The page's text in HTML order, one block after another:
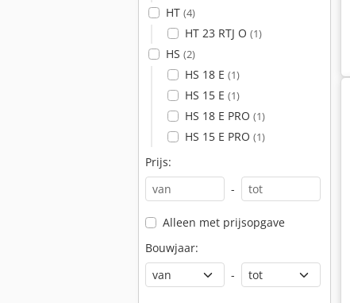
HT (4)
HT 23 RTJ O (1)
HS (2)
HS 18 E (1)
HS 15 E (1)
HS 18 E PRO (1)
HS 15 E PRO (1)
Prijs:
-
Alleen met prijsopgave
Bouwjaar:
-